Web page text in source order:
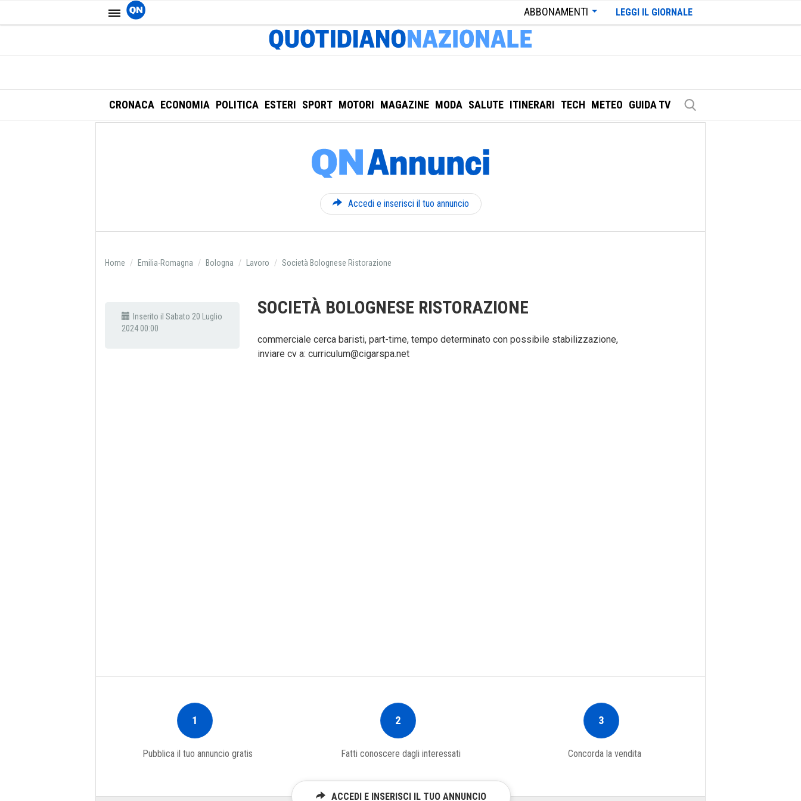
ABBONAMENTI LEGGI IL GIORNALE
CRONACA ECONOMIA POLITICA ESTERI SPORT MOTORI MAGAZINE MODA SALUTE ITINERARI TECH METEO GUIDA TV
Accedi e inserisci il tuo annuncio
Home Emilia-Romagna Bologna Lavoro Società Bolognese Ristorazione
Inserito il Sabato 20 Luglio
2024 00:00
SOCIETÀ BOLOGNESE RISTORAZIONE
commerciale cerca baristi, part-time, tempo determinato con possibile stabilizzazione,
inviare cv a: curriculum@cigarspa.net
1
Pubblica il tuo annuncio gratis
2
Fatti conoscere dagli interessati
3
Concorda la vendita
ACCEDI E INSERISCI IL TUO ANNUNCIO